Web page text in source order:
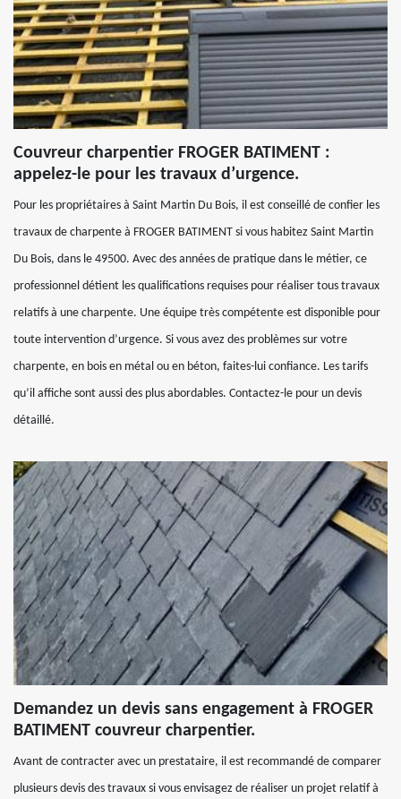
Couvreur charpentier FROGER BATIMENT :
appelez-le pour les travaux d’urgence.
Pour les propriétaires à Saint Martin Du Bois, il est conseillé de confier les
travaux de charpente à FROGER BATIMENT si vous habitez Saint Martin
Du Bois, dans le 49500. Avec des années de pratique dans le métier, ce
professionnel détient les qualifications requises pour réaliser tous travaux
relatifs à une charpente. Une équipe très compétente est disponible pour
toute intervention d’urgence. Si vous avez des problèmes sur votre
charpente, en bois en métal ou en béton, faites-lui confiance. Les tarifs
qu’il affiche sont aussi des plus abordables. Contactez-le pour un devis
détaillé.
Demandez un devis sans engagement à FROGER
BATIMENT couvreur charpentier.
Avant de contracter avec un prestataire, il est recommandé de comparer
plusieurs devis des travaux si vous envisagez de réaliser un projet relatif à